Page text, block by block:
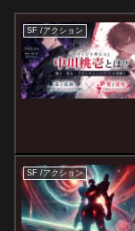
SF /アクション
SF /アクション